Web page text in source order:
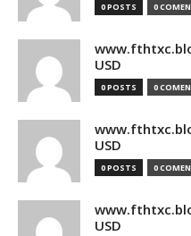
0 POSTS 0
USD
0 POSTS 0
USD
0 POSTS 0
USD